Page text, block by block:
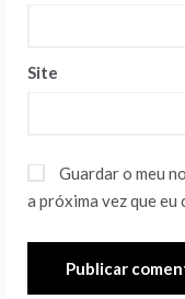
Site
Guardar o meu
a próxima vez que eu